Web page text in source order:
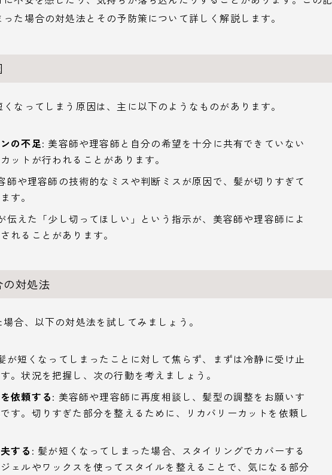
た場合の対処法とその予防策について詳しく解説します。
なってしまう原因は、主に以下のようなものがあります。
の不足: 美容師や理容師と自分の希望を十分に共有できていない
ットが行われることがあります。
師や理容師の技術的なミスや判断ミスが原因で、髪が切りすぎて
す。
伝えた「少し切ってほしい」という指示が、美容師や理容師によ
れることがあります。
対処法
合、以下の対処法を試してみましょう。
が短くなってしまったことに対して焦らず、まずは冷静に受け止
。状況を把握し、次の行動を考えましょう。
依頼する: 美容師や理容師に再度相談し、髪型の調整をお願いす
す。切りすぎた部分を整えるために、リカバリーカットを依頼し
する : 髪が短くなってしまった場合、スタイリングでカバーする
ェルやワックスを使ってスタイルを整えることで、気になる部分